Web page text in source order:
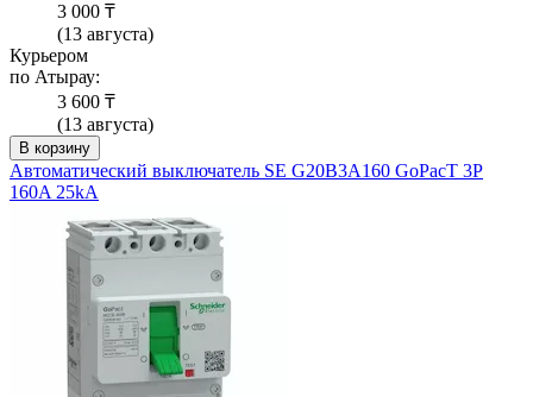
3 000 ₸
(13 августа)
Курьером
по Атырау:
3 600 ₸
(13 августа)
В корзину
Автоматический выключатель SE G20B3A160 GoPacT 3P
160A 25kA